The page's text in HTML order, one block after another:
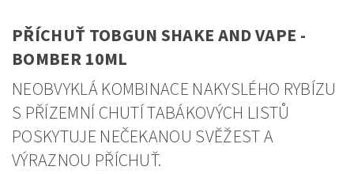
PŘÍCHUŤ TOBGUN SHAKE AND VAPE -
BOMBER 10ML
NEOBVYKLÁ KOMBINACE NAKYSLÉHO RYBÍZU
S PŘÍZEMNÍ CHUTÍ TABÁKOVÝCH LISTŮ
POSKYTUJE NEČEKANOU SVĚŽEST A
VÝRAZNOU PŘÍCHUŤ.